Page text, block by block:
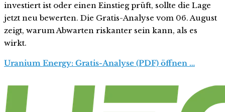
investiert ist oder einen Einstieg prüft, sollte die Lage
jetzt neu bewerten. Die Gratis-Analyse vom 06. August
zeigt, warum Abwarten riskanter sein kann, als es
wirkt.
Uranium Energy: Gratis-Analyse (PDF) öffnen …